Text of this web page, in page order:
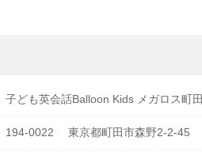
子ども英会話Balloon Kids メガロス町田
194-0022 東京都町田市森野2-2-45